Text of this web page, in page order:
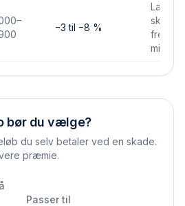
−3 til −8 %
Lavere
mindre
bør du vælge?
du selv betaler ved en skade.
præmie.
Passer til